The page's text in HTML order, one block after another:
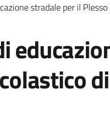
stradale per il
di